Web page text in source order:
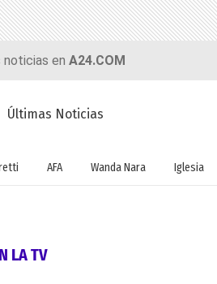
noticias en A24.COM
Últimas Noticias
AFA Wanda Nara Iglesia
LA TV